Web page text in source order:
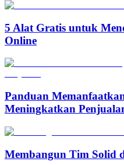
5 Alat Gratis untuk
Online
Panduan
Meningkatkan
Membangun Tim Solid